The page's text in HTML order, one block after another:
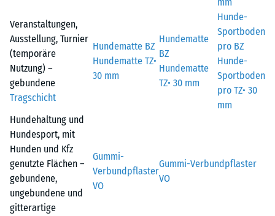
Veranstaltungen,
Ausstellung, Turnier
(temporäre
Nutzung) –
gebundene
Tragschicht
Hundematte BZ
Hundematte TZ•
30 mm
Hundematte
BZ
Hundematte
TZ• 30 mm
Hunde-
Sportboden
pro BZ
Hunde-
Sportboden
pro TZ• 30
mm
Hundehaltung und
Hundesport, mit
Hunden und Kfz
genutzte Flächen –
gebundene,
ungebundene und
gitterartige
Gummi-
Verbundpflaster
VO
Gummi-Verbundpflaster
VO